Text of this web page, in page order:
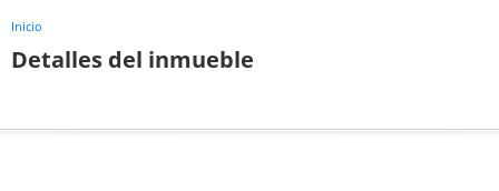
Inicio
Detalles del inmueble